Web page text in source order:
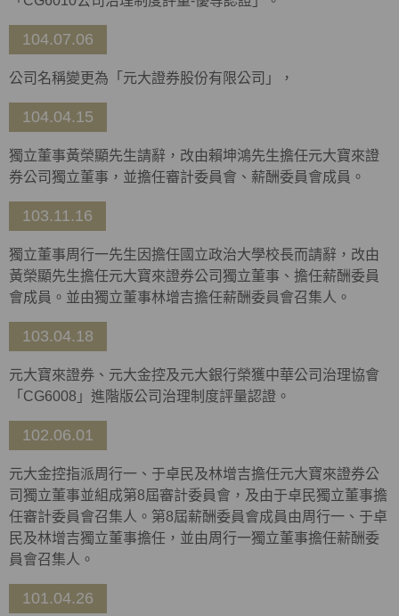
104.07.06
公司名稱變更為「元大證券股份有限公司」，
104.04.15
獨立董事黃榮顯先生請辭，改由賴坤鴻先生擔任元大寶來證
券公司獨立董事，並擔任審計委員會、薪酬委員會成員。
103.11.16
獨立董事周行一先生因擔任國立政治大學校長而請辭，改由
黃榮顯先生擔任元大寶來證券公司獨立董事、擔任薪酬委員
會成員。並由獨立董事林增吉擔任薪酬委員會召集人。
103.04.18
元大寶來證券、元大金控及元大銀行榮獲中華公司治理協會
「CG6008」進階版公司治理制度評量認證。
102.06.01
元大金控指派周行一、于卓民及林增吉擔任元大寶來證券公
司獨立董事並組成第8屆審計委員會，及由于卓民獨立董事擔
任審計委員會召集人。第8屆薪酬委員會成員由周行一、于卓
民及林增吉獨立董事擔任，並由周行一獨立董事擔任薪酬委
員會召集人。
101.04.26